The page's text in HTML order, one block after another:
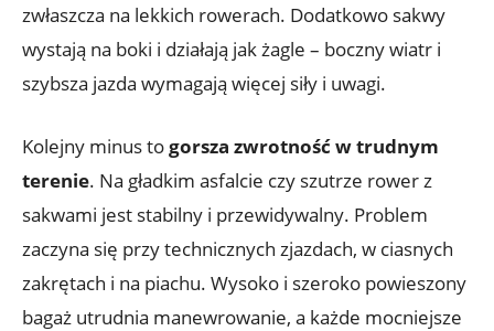
zwłaszcza na lekkich rowerach. Dodatkowo sakwy
wystają na boki i działają jak żagle – boczny wiatr i
szybsza jazda wymagają więcej siły i uwagi.
Kolejny minus togorsza zwrotność w trudnym
terenie. Na gładkim asfalcie czy szutrze rower z
sakwami jest stabilny i przewidywalny. Problem
zaczyna się przy technicznych zjazdach, w ciasnych
zakrętach i na piachu. Wysoko i szeroko powieszony
bagaż utrudnia manewrowanie, a każde mocniejsze